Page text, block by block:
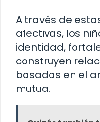
A través de
afectivas, los
identidad,
construyen
basadas en el
mutua.